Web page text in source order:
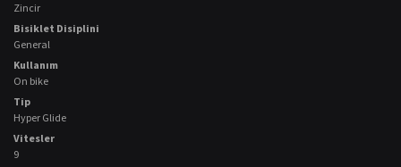
Zincir
Bisiklet Disiplini
General
Kullanım
On bike
Tip
Hyper Glide
Vitesler
9